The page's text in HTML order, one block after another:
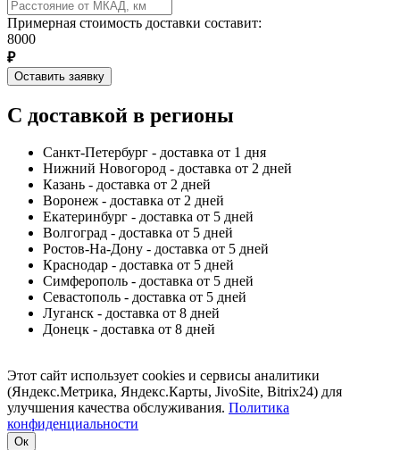
Примерная стоимость доставки составит:
8000
₽
Оставить заявку
С доставкой в регионы
Санкт-Петербург - доставка от 1 дня
Нижний Новогород - доставка от 2 дней
Казань - доставка от 2 дней
Воронеж - доставка от 2 дней
Екатеринбург - доставка от 5 дней
Волгоград - доставка от 5 дней
Ростов-На-Дону - доставка от 5 дней
Краснодар - доставка от 5 дней
Симферополь - доставка от 5 дней
Севастополь - доставка от 5 дней
Луганск - доставка от 8 дней
Донецк - доставка от 8 дней
Этот сайт использует cookies и сервисы аналитики
(Яндекс.Метрика, Яндекс.Карты, JivoSite, Bitrix24) для
улучшения качества обслуживания. Политика
конфиденциальности
Ок